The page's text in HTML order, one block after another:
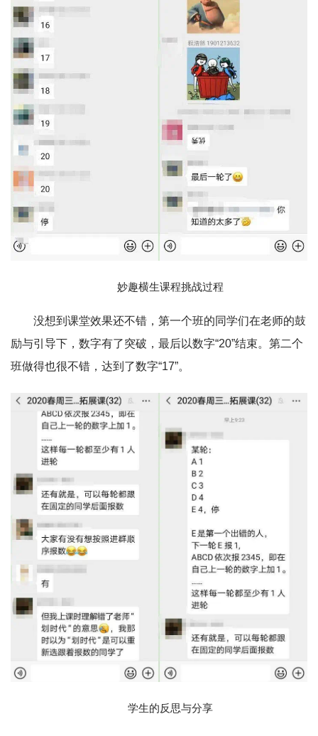
妙趣横生课程挑战过程
没想到课堂效果还不错，第一个班的同学们在老师的鼓
励与引导下，数字有了突破，最后以数字“20”结束。第二个
班做得也很不错，达到了数字“17”。
学生的反思与分享